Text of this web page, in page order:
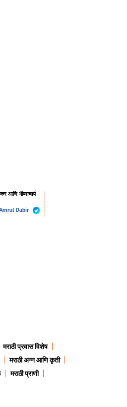
आणि भीष्माचार्य
Dabir
मराठी प्रवास विशेष
मराठी अन्न आणि कृती
मराठी प्राणी